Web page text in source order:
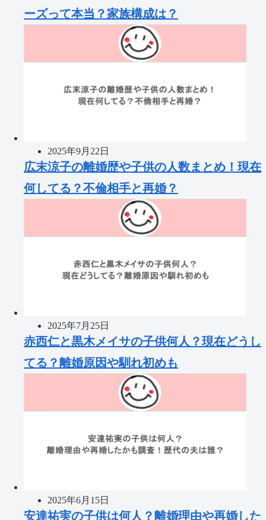
ーズって本当？家族構成は？
2025年9月22日
広末涼子の離婚歴や子供の人数まとめ！現在
何してる？不倫相手と再婚？
2025年7月25日
赤西仁と黒木メイサの子供何人？現在どうし
てる？離婚原因や馴れ初めも
2025年6月15日
安達祐実の子供は何人？離婚理由や再婚した